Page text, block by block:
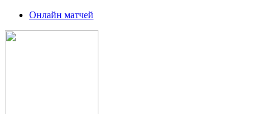
Онлайн матчей